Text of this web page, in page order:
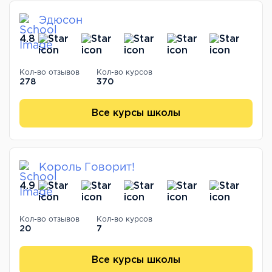
Эдюсон
4.8
Кол-во отзывов
278
Кол-во курсов
370
Все курсы школы
Король Говорит!
4.9
Кол-во отзывов
20
Кол-во курсов
7
Все курсы школы